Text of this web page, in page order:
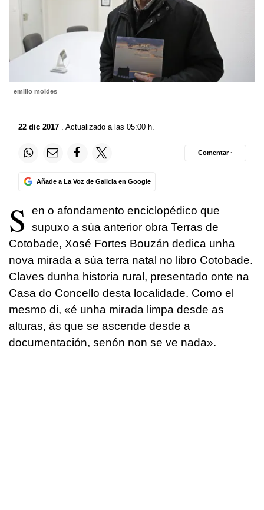
emilio moldes
22 dic 2017 . Actualizado a las 05:00 h.
Añade a La Voz de Galicia en Google
Comentar ·
S
en o afondamento enciclopédico que
supuxo a súa anterior obra Terras de
Cotobade, Xosé Fortes Bouzán dedica unha
nova mirada a súa terra natal no libro Cotobade.
Claves dunha historia rural, presentado onte na
Casa do Concello desta localidade. Como el
mesmo di, «é unha mirada limpa desde as
alturas, ás que se ascende desde a
documentación, senón non se ve nada».